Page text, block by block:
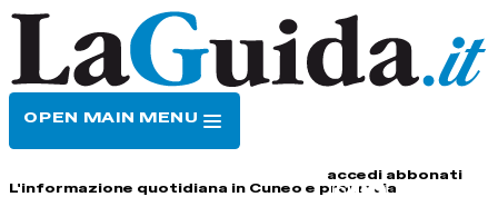
OPEN MAIN MENU
accedi abbonati
L'informazione quotidiana in Cuneo e provincia